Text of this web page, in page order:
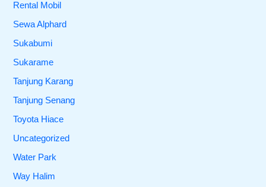
Rental Mobil
Sewa Alphard
Sukabumi
Sukarame
Tanjung Karang
Tanjung Senang
Toyota Hiace
Uncategorized
Water Park
Way Halim